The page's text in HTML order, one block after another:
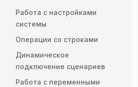
Работа с настройками
системы
Операции со строками
Динамическое
подключение сценариев
Работа с переменными